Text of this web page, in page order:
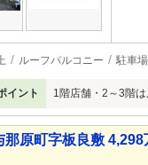
ルーフバルコニー 駐車
イント 1階店舗・2～3階
那原町字板良敷